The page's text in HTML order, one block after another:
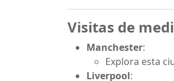
Visitas de
Manchester:
Explora esta
Liverpool: